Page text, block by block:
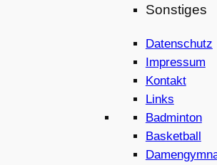
Sonstiges
Datenschutz
Impressum
Kontakt
Links
Badminton
Basketball